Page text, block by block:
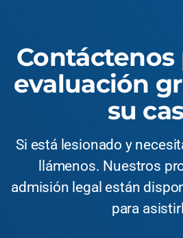
Contáctenos
evaluación
su
Si está lesionado y
llámenos. Nuestros
admisión legal están
para